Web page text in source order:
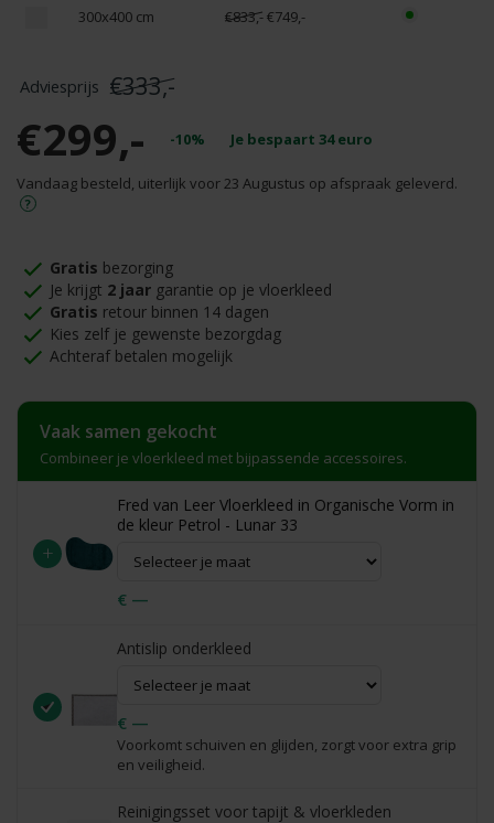
300x400 cm
€833,-€749,-
€333,-
€299,- -10% Je bespaart 34euro
Vandaag besteld, uiterlijk voor 23 Augustus op afspraak geleverd.
Gratis bezorging
Je krijgt 2 jaar garantie op je vloerkleed
Gratis retour binnen 14 dagen
Kies zelf je gewenste bezorgdag
Achteraf betalen mogelijk
Vaak samen gekocht
Combineer je vloerkleed met bijpassende accessoires.
+
Fred van Leer Vloerkleed in Organische Vorm in
de kleur Petrol - Lunar 33
€ —
Antislip onderkleed
€ —
Voorkomt schuiven en glijden, zorgt voor extra grip
en veiligheid.
Reinigingsset voor tapijt & vloerkleden